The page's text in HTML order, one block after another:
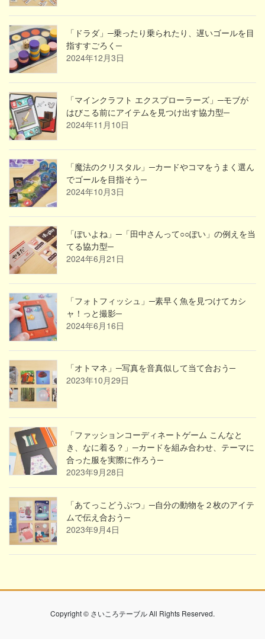
「ドラダ」─乗ったり乗られたり、遅いゴールを目
指すすごろく─
2024年12月3日
「マインクラフト エクスプローラーズ」─モブが
はびこる前にアイテムを見つけ出す協力型─
2024年11月10日
「魔法のクリスタル」─カードやコマをうまく選ん
でゴールを目指そう─
2024年10月3日
「ぽいよね」─「田中さんって○○ぽい」の例えを当
てる協力型─
2024年6月21日
「フォトフィッシュ」─素早く魚を見つけてカシ
ャ！っと撮影─
2024年6月16日
「オトマネ」─写真を音真似して当て合おう─
2023年10月29日
「ファッションコーディネートゲーム こんなと
き、なに着る？」─カードを組み合わせ、テーマに
合った服を実際に作ろう─
2023年9月28日
「あてっこどうぶつ」─自分の動物を２枚のアイテ
ムで伝え合おう─
2023年9月4日
Copyright © さいころテーブル All Rights Reserved.